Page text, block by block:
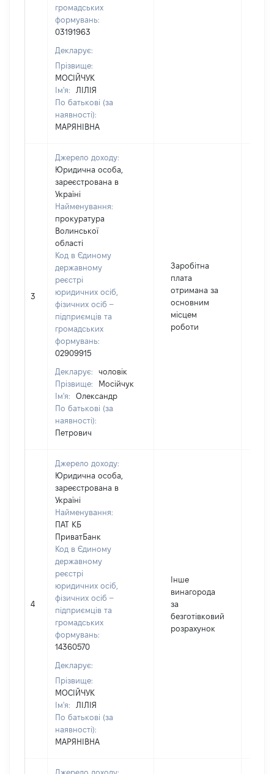
громадських
формувань:
03191963
Декларує:
Прізвище:
МОСІЙЧУК
Ім'я:
ЛІЛІЯ
По батькові (за
наявності):
МАРЯНІВНА
3
Джерело доходу:
Юридична особа,
зареєстрована в
Україні
Найменування:
прокуратура
Волинської
області
Код в Єдиному
державному
реєстрі
юридичних осіб,
фізичних осіб –
підприємців та
громадських
формувань:
02909915
Декларує:
чоловік
Прізвище:
Мосійчук
Ім'я:
Олександр
По батькові (за
наявності):
Петрович
Заробітна
плата
отримана за
основним
місцем
роботи
4
Джерело доходу:
Юридична особа,
зареєстрована в
Україні
Найменування:
ПАТ КБ
ПриватБанк
Код в Єдиному
державному
реєстрі
юридичних осіб,
фізичних осіб –
підприємців та
громадських
формувань:
14360570
Декларує:
Прізвище:
МОСІЙЧУК
Ім'я:
ЛІЛІЯ
По батькові (за
наявності):
МАРЯНІВНА
Інше
винагорода
за
безготівковий
розрахунок
Джерело доходу: